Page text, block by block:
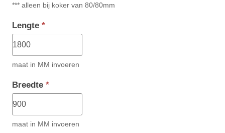
*** alleen bij koker van 80/80mm
Lengte *
maat in MM invoeren
Breedte *
maat in MM invoeren